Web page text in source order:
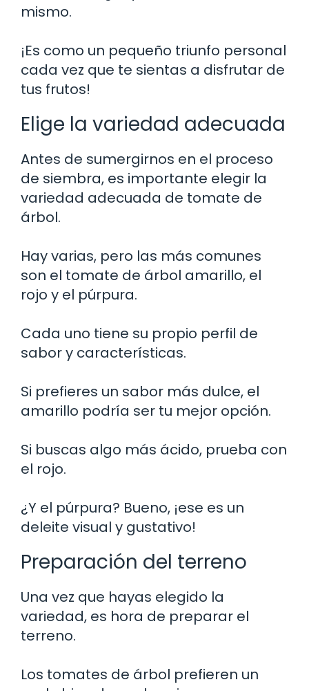
mismo.
¡Es como un pequeño triunfo personal
cada vez que te sientas a disfrutar de
tus frutos!
Elige la variedad adecuada
Antes de sumergirnos en el proceso
de siembra, es importante elegir la
variedad adecuada de tomate de
árbol.
Hay varias, pero las más comunes
son el tomate de árbol amarillo, el
rojo y el púrpura.
Cada uno tiene su propio perfil de
sabor y características.
Si prefieres un sabor más dulce, el
amarillo podría ser tu mejor opción.
Si buscas algo más ácido, prueba con
el rojo.
¿Y el púrpura? Bueno, ¡ese es un
deleite visual y gustativo!
Preparación del terreno
Una vez que hayas elegido la
variedad, es hora de preparar el
terreno.
Los tomates de árbol prefieren un